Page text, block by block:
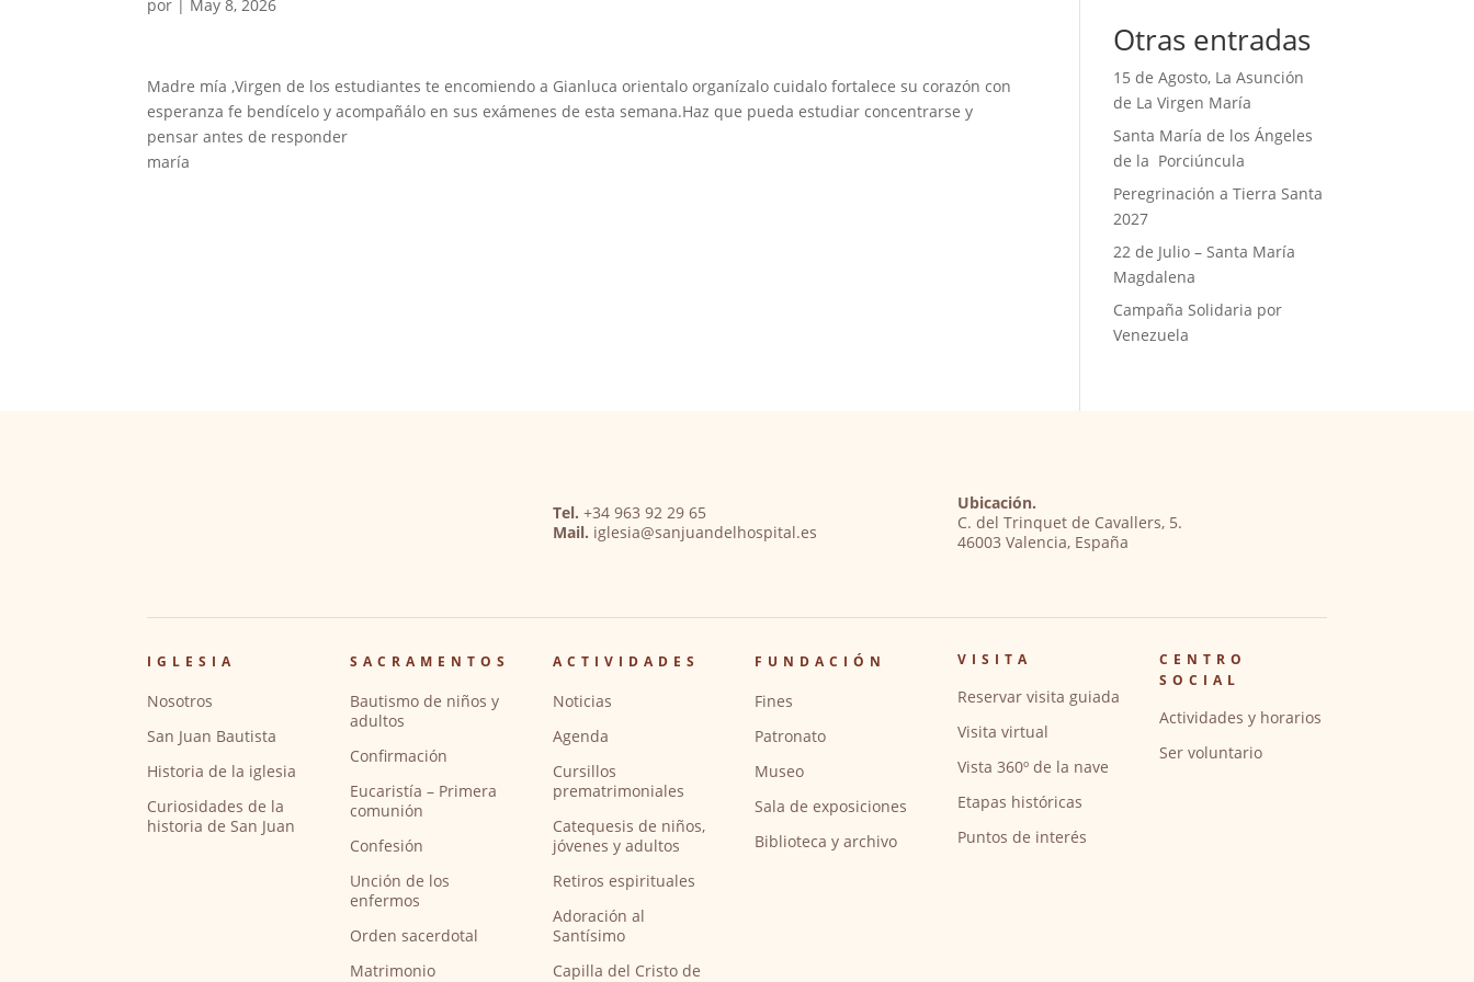
por May 8, 2026
Madre mía ,Virgen de los estudiantes te encomiendo a Gianluca orientalo organízalo cuidalo fortalece su corazón con
esperanza fe bendícelo y acompañálo en sus exámenes de esta semana.Haz que pueda estudiar concentrarse y
pensar antes de responder
maría
Otras entradas
15 de Agosto, La Asunción
de La Virgen María
Santa María de los Ángeles
de la Porciúncula
Peregrinación a Tierra Santa
2027
22 de Julio – Santa María
Magdalena
Campaña Solidaria por
Venezuela
Tel. +34 963 92 29 65
Mail. iglesia@sanjuandelhospital.es
Ubicación.
C. del Trinquet de Cavallers, 5.
46003 Valencia, España
IGLESIA
Nosotros
San Juan Bautista
Historia de la iglesia
Curiosidades de la
historia de San Juan
SACRAMENTOS
Bautismo de niños y
adultos
Confirmación
Eucaristía – Primera
comunión
Confesión
Unción de los
enfermos
Orden sacerdotal
Matrimonio
ACTIVIDADES
Noticias
Agenda
Cursillos
prematrimoniales
Catequesis de niños,
jóvenes y adultos
Retiros espirituales
Adoración al
Santísimo
Capilla del Cristo de
FUNDACIÓN
Fines
Patronato
Museo
Sala de exposiciones
Biblioteca y archivo
VISITA
Reservar visita guiada
Visita virtual
Vista 360º de la nave
Etapas históricas
Puntos de interés
CENTRO
SOCIAL
Actividades y horarios
Ser voluntario